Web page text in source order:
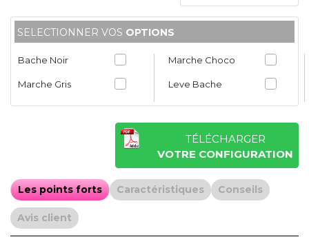
SELECTIONNER VOS OPTIONS
Bache Noir Marche Choco
Marche Gris Leve Bache
TÉLÉCHARGER
VOTRE CONFIGURATION
Les points forts Caractéristiques Conseils
Avis client